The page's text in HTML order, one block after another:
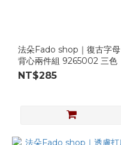
法朵Fado shop｜復古字母
背心兩件組 9265002 三色
NT$285